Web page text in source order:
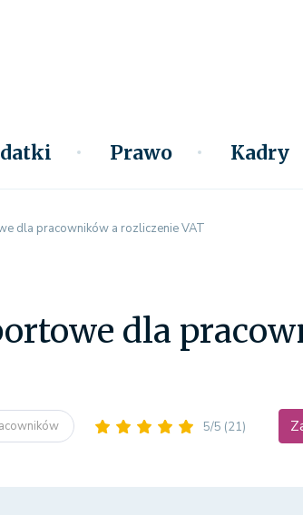
Prawo Kadry
dla pracowników a rozliczenie VAT
dla
5/5 (21)